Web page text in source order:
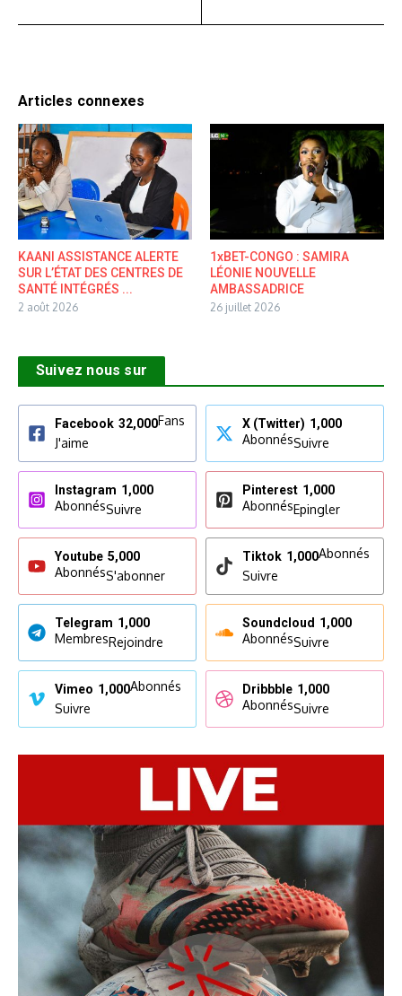
Articles connexes
KAANI ASSISTANCE ALERTE
SUR L’ÉTAT DES CENTRES DE
SANTÉ INTÉGRÉS ...
2 août 2026
1xBET-CONGO : SAMIRA
LÉONIE NOUVELLE
AMBASSADRICE
26 juillet 2026
Suivez nous sur
Facebook 32,000Fans
J'aime
X (Twitter) 1,000
AbonnésSuivre
Instagram 1,000
AbonnésSuivre
Pinterest 1,000
AbonnésEpingler
Youtube 5,000
AbonnésS'abonner
Tiktok 1,000Abonnés
Suivre
Telegram 1,000
MembresRejoindre
Soundcloud 1,000
AbonnésSuivre
Vimeo 1,000Abonnés
Suivre
Dribbble 1,000
AbonnésSuivre